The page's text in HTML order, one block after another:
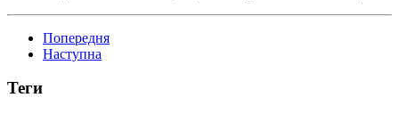
Попередня
Наступна
Теги